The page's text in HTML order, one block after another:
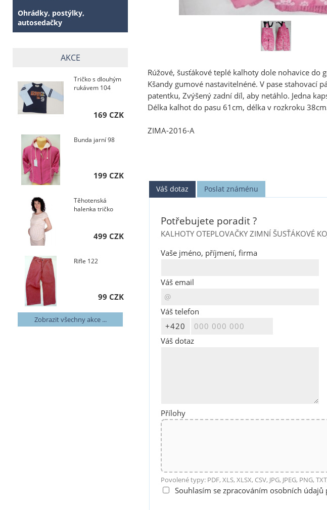
Rúžové, šusťákové teplé kalhoty dole nohavice do
Kšandy gumové nastavitelnéné. V pase stahovací
patentku, Zvýšený zadní díl, aby netáhlo. Jedna
Délka kalhot do pasu 61cm, délka v rozkroku
ZIMA-2016-A
Váš dotaz Poslat známénu
Potřebujete poradit ?
KALHOTY OTEPLOVAČKY ZIMNÍ ŠUSŤÁKOVÉ
Vaše jméno, příjmení, firma
Váš email
Váš telefon
Váš dotaz
Přílohy
Povolené typy: PDF, XLS, XLSX, CSV, JPG, JPEG, PNG,
Souhlasím se zpracováním osobních
Ohrádky, postýlky,
autosedačky
AKCE
Tričko s dlouhým
rukávem 104
169 CZK
Bunda jarní 98
199 CZK
Těhotenská
halenka tričko
499 CZK
Rifle 122
99 CZK
Zobrazit všechny akce ...